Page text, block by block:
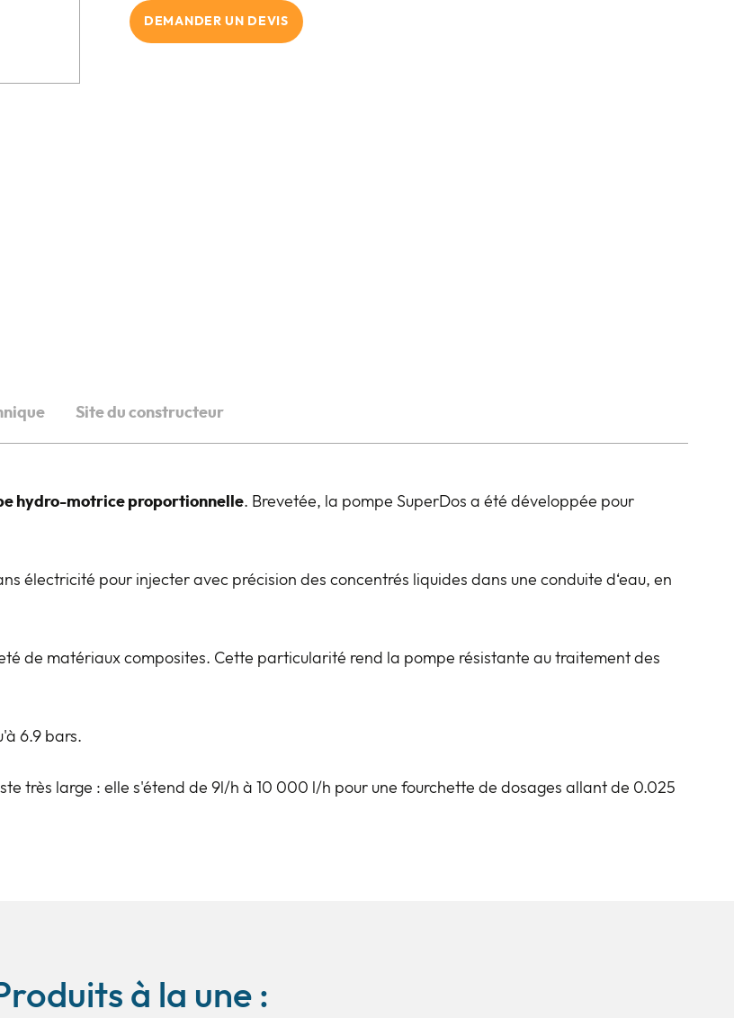
DEMANDER UN DEVIS
Site du constructeur
hydro-motrice proportionnelle. Brevetée, la pompe SuperDos a été développée pour
électricité pour injecter avec précision des concentrés liquides dans une conduite d‘eau, en
de matériaux composites. Cette particularité rend la pompe résistante au traitement des
6.9 bars.
très large : elle s'étend de 9l/h à 10 000 l/h pour une fourchette de dosages allant de 0.025
à la une :